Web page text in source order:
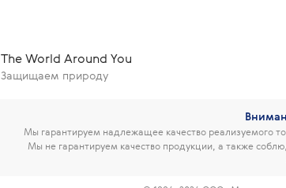
The World Around You
Защищаем природу
Мы гарантируем надлежащее качество реализуемого
Мы не гарантируем качество продукции, а также